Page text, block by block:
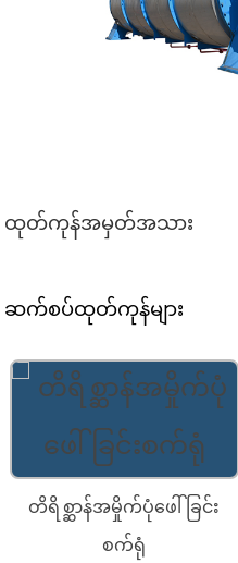
ထုတ်ကုန်အမှတ်အသား
ဆက်စပ်ထုတ်ကုန်များ
တိရိစ္ဆာန်အမှိုက်ပုံဖေါ်ခြင်း
စက်ရုံ